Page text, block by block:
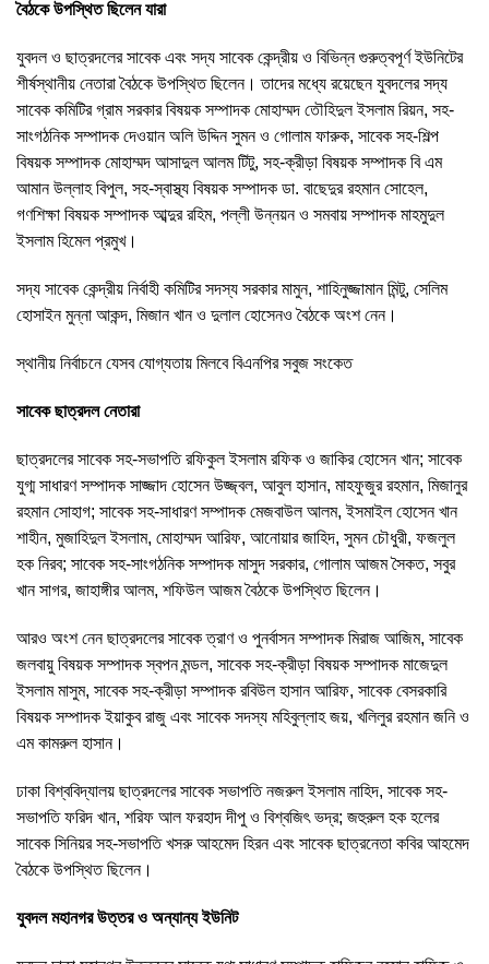
বৈঠকে উপস্থিত ছিলেন যারা
যুবদল ও ছাত্রদলের সাবেক এবং সদ্য সাবেক কেন্দ্রীয় ও বিভিন্ন গুরুত্বপূর্ণ ইউনিটের
শীর্ষস্থানীয় নেতারা বৈঠকে উপস্থিত ছিলেন। তাদের মধ্যে রয়েছেন যুবদলের সদ্য
সাবেক কমিটির গ্রাম সরকার বিষয়ক সম্পাদক মোহাম্মদ তৌহিদুল ইসলাম রিয়ন, সহ-
সাংগঠনিক সম্পাদক দেওয়ান অলি উদ্দিন সুমন ও গোলাম ফারুক, সাবেক সহ-শিল্প
বিষয়ক সম্পাদক মোহাম্মদ আসাদুল আলম টিটু, সহ-ক্রীড়া বিষয়ক সম্পাদক বি এম
আমান উল্লাহ বিপুল, সহ-স্বাস্থ্য বিষয়ক সম্পাদক ডা. বাছেদুর রহমান সোহেল,
গণশিক্ষা বিষয়ক সম্পাদক আব্দুর রহিম, পল্লী উন্নয়ন ও সমবায় সম্পাদক মাহমুদুল
ইসলাম হিমেল প্রমুখ।
সদ্য সাবেক কেন্দ্রীয় নির্বাহী কমিটির সদস্য সরকার মামুন, শাহিনুজ্জামান মিন্টু, সেলিম
হোসাইন মুন্না আকন্দ, মিজান খান ও দুলাল হোসেনও বৈঠকে অংশ নেন।
স্থানীয় নির্বাচনে যেসব যোগ্যতায় মিলবে বিএনপির সবুজ সংকেত
সাবেক ছাত্রদল নেতারা
ছাত্রদলের সাবেক সহ-সভাপতি রফিকুল ইসলাম রফিক ও জাকির হোসেন খান; সাবেক
যুগ্ম সাধারণ সম্পাদক সাজ্জাদ হোসেন উজ্জ্বল, আবুল হাসান, মাহফুজুর রহমান, মিজানুর
রহমান সোহাগ; সাবেক সহ-সাধারণ সম্পাদক মেজবাউল আলম, ইসমাইল হোসেন খান
শাহীন, মুজাহিদুল ইসলাম, মোহাম্মদ আরিফ, আনোয়ার জাহিদ, সুমন চৌধুরী, ফজলুল
হক নিরব; সাবেক সহ-সাংগঠনিক সম্পাদক মাসুদ সরকার, গোলাম আজম সৈকত, সবুর
খান সাগর, জাহাঙ্গীর আলম, শফিউল আজম বৈঠকে উপস্থিত ছিলেন।
আরও অংশ নেন ছাত্রদলের সাবেক ত্রাণ ও পুনর্বাসন সম্পাদক মিরাজ আজিম, সাবেক
জলবায়ু বিষয়ক সম্পাদক স্বপন মন্ডল, সাবেক সহ-ক্রীড়া বিষয়ক সম্পাদক মাজেদুল
ইসলাম মাসুম, সাবেক সহ-ক্রীড়া সম্পাদক রবিউল হাসান আরিফ, সাবেক বেসরকারি
বিষয়ক সম্পাদক ইয়াকুব রাজু এবং সাবেক সদস্য মহিবুল্লাহ জয়, খলিলুর রহমান জনি ও
এম কামরুল হাসান।
ঢাকা বিশ্ববিদ্যালয় ছাত্রদলের সাবেক সভাপতি নজরুল ইসলাম নাহিদ, সাবেক সহ-
সভাপতি ফরিদ খান, শরিফ আল ফরহাদ দীপু ও বিশ্বজিৎ ভদ্র; জহুরুল হক হলের
সাবেক সিনিয়র সহ-সভাপতি খসরু আহমেদ হিরন এবং সাবেক ছাত্রনেতা কবির আহমেদ
বৈঠকে উপস্থিত ছিলেন।
যুবদল মহানগর উত্তর ও অন্যান্য ইউনিট